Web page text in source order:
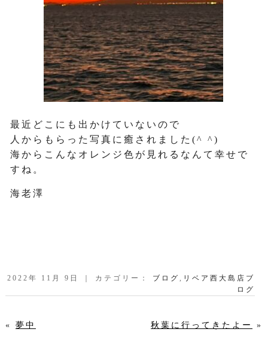
最近どこにも出かけていないので
人からもらった写真に癒されました(^ ^)
海からこんなオレンジ色が見れるなんて幸せで
すね。
海老澤
2022年 11月 9日 ｜ カテゴリー： ブログ, リベア西大島店ブ
ログ
« 夢中 秋葉に行ってきたよー »